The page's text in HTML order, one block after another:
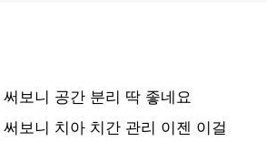
보니 공간 분리 딱 좋네요
보니 치아 치간 관리 이젠 이걸